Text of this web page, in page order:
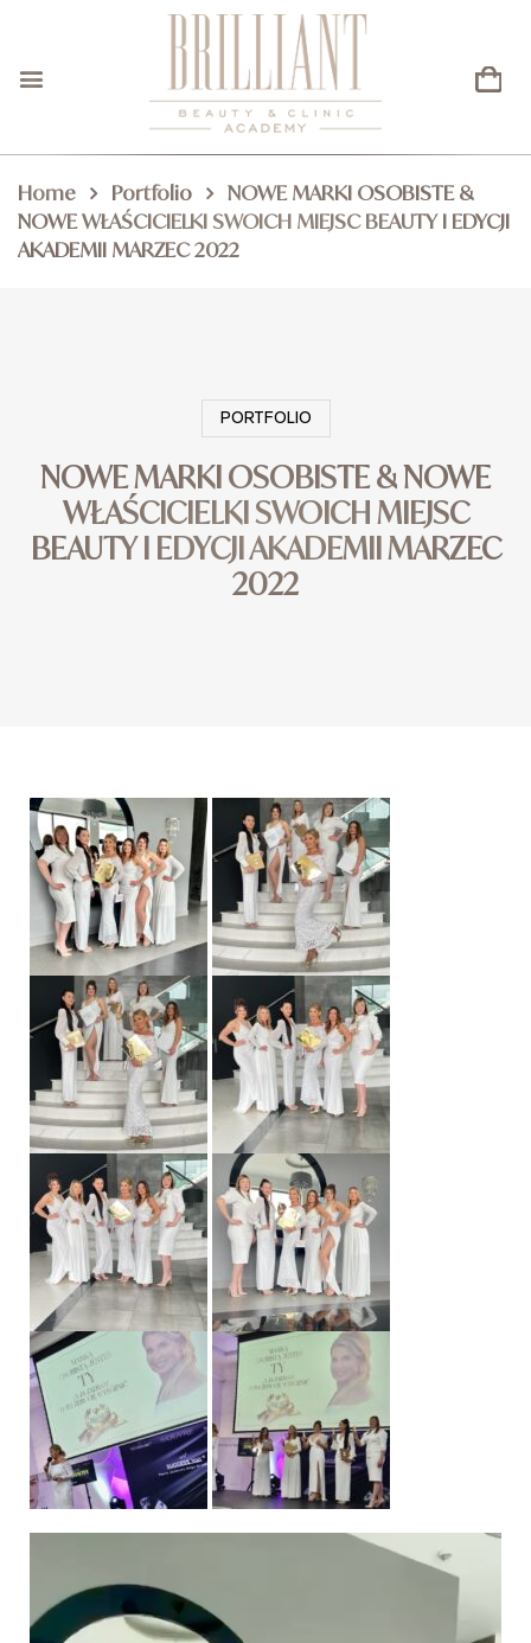
Home Portfolio
NOWE MARKI OSOBISTE &
NOWE WŁAŚCICIELKI SWOICH MIEJSC BEAUTY I EDYCJI
AKADEMII MARZEC 2022
PORTFOLIO
NOWE MARKI OSOBISTE & NOWE
WŁAŚCICIELKI SWOICH MIEJSC
BEAUTY I EDYCJI AKADEMII MARZEC
2022